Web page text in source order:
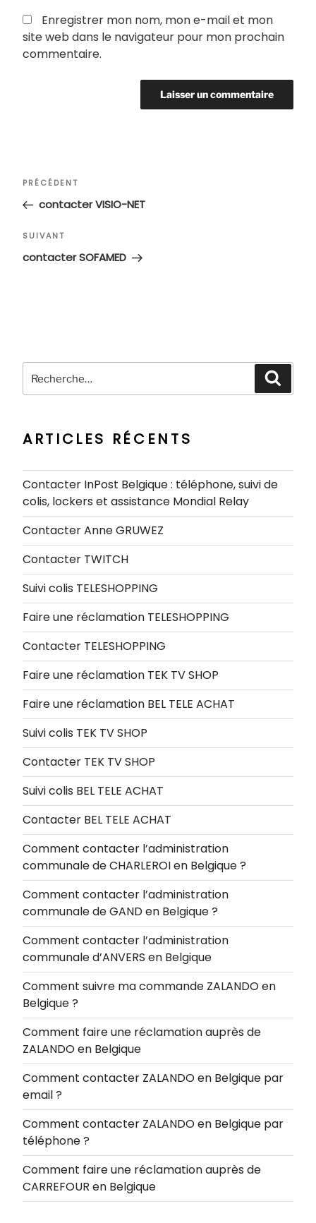
Enregistrer mon nom, mon e-mail et mon
site web dans le navigateur pour mon prochain
commentaire.
Navigation
l’article
Article
précédent
PRÉCÉDENT
contacter VISIO-NET
Article
suivant
SUIVANT
contacter SOFAMED
pour
ARTICLES RÉCENTS
Contacter InPost Belgique : téléphone, suivi de
colis, lockers et assistance Mondial Relay
Contacter Anne GRUWEZ
Contacter TWITCH
Suivi colis TELESHOPPING
Faire une réclamation TELESHOPPING
Contacter TELESHOPPING
Faire une réclamation TEK TV SHOP
Faire une réclamation BEL TELE ACHAT
Suivi colis TEK TV SHOP
Contacter TEK TV SHOP
Suivi colis BEL TELE ACHAT
Contacter BEL TELE ACHAT
Comment contacter l’administration
communale de CHARLEROI en Belgique ?
Comment contacter l’administration
communale de GAND en Belgique ?
Comment contacter l’administration
communale d’ANVERS en Belgique
Comment suivre ma commande ZALANDO en
Belgique ?
Comment faire une réclamation auprès de
ZALANDO en Belgique
Comment contacter ZALANDO en Belgique par
email ?
Comment contacter ZALANDO en Belgique par
téléphone ?
Comment faire une réclamation auprès de
CARREFOUR en Belgique